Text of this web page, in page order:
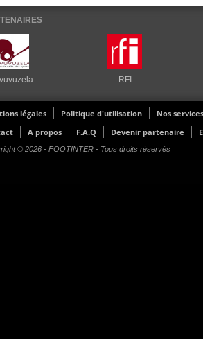
RFI
légales Politique d'utilisation
Nos services
A propos F.A.Q Devenir partenaire
© 2026 - FOOTINTER - Tous droits réservés